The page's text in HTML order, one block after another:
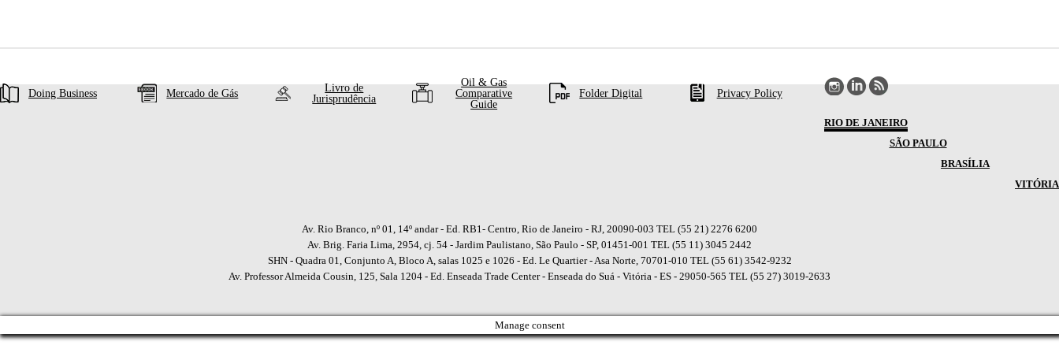
Doing Business Mercado de Gás
Livro de
Jurisprudência
Oil & Gas
Comparative
Guide
Folder Digital Privacy Policy
RIO DE JANEIRO
SÃO PAULO
BRASÍLIA
VITÓRIA
Av. Rio Branco, nº 01, 14º andar - Ed. RB1- Centro, Rio de Janeiro - RJ, 20090-003 TEL (55 21) 2276 6200
Av. Brig. Faria Lima, 2954, cj. 54 - Jardim Paulistano, São Paulo - SP, 01451-001 TEL (55 11) 3045 2442
SHN - Quadra 01, Conjunto A, Bloco A, salas 1025 e 1026 - Ed. Le Quartier - Asa Norte, 70701-010 TEL (55 61) 3542-9232
Av. Professor Almeida Cousin, 125, Sala 1204 - Ed. Enseada Trade Center - Enseada do Suá - Vitória - ES - 29050-565 TEL (55 27) 3019-2633
Manage consent